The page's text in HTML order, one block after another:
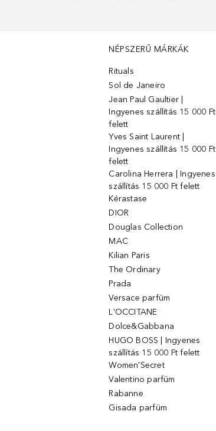
NÉPSZERŰ MÁRKÁK
Rituals
Sol de Janeiro
Jean Paul Gaultier |
Ingyenes szállítás 15 000 Ft
felett
Yves Saint Laurent |
Ingyenes szállítás 15 000 Ft
felett
Carolina Herrera | Ingyenes
szállítás 15 000 Ft felett
Kérastase
DIOR
Douglas Collection
MAC
Kilian Paris
The Ordinary
Prada
Versace parfüm
L'OCCITANE
Dolce&Gabbana
HUGO BOSS | Ingyenes
szállítás 15 000 Ft felett
Women'Secret
Valentino parfüm
Rabanne
Gisada parfüm